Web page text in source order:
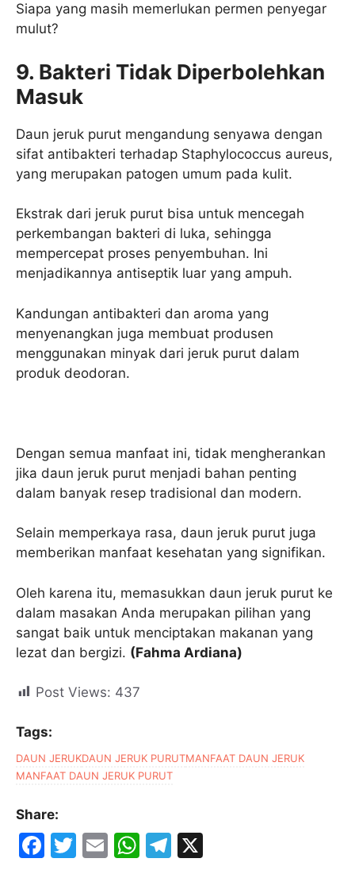
Siapa yang masih memerlukan permen penyegar
mulut?
9. Bakteri Tidak Diperbolehkan
Masuk
Daun jeruk purut mengandung senyawa dengan
sifat antibakteri terhadap Staphylococcus aureus,
yang merupakan patogen umum pada kulit.
Ekstrak dari jeruk purut bisa untuk mencegah
perkembangan bakteri di luka, sehingga
mempercepat proses penyembuhan. Ini
menjadikannya antiseptik luar yang ampuh.
Kandungan antibakteri dan aroma yang
menyenangkan juga membuat produsen
menggunakan minyak dari jeruk purut dalam
produk deodoran.
Dengan semua manfaat ini, tidak mengherankan
jika daun jeruk purut menjadi bahan penting
dalam banyak resep tradisional dan modern.
Selain memperkaya rasa, daun jeruk purut juga
memberikan manfaat kesehatan yang signifikan.
Oleh karena itu, memasukkan daun jeruk purut ke
dalam masakan Anda merupakan pilihan yang
sangat baik untuk menciptakan makanan yang
lezat dan bergizi. (Fahma Ardiana)
Post Views: 437
Tags:
DAUN JERUKDAUN JERUK PURUTMANFAAT DAUN JERUK
MANFAAT DAUN JERUK PURUT
Share:
F
T
E
W T